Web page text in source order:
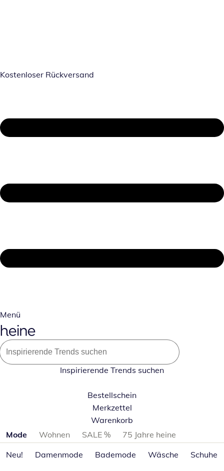
Kostenloser Rückversand
Menü
Inspirierende Trends suchen
Bestellschein
Merkzettel
Warenkorb
Produktkategorien überspringen
Mode Wohnen SALE %
75 Jahre heine
Neu!
Damenmode Bademode Wäsche Schuhe